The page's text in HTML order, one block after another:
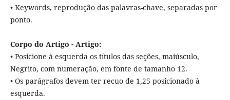
• Keywords, reprodução das palavras-chave, separadas por
ponto.
Corpo do Artigo - Artigo:
• Posicione à esquerda os títulos das seções, maiúsculo,
Negrito, com numeração, em fonte de tamanho 12.
• Os parágrafos devem ter recuo de 1,25 posicionado à
esquerda.